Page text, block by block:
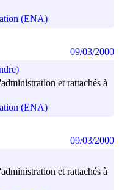
(ENA)
et rattachés à
(ENA)
09/03/2000
et rattachés à
09/03/2000